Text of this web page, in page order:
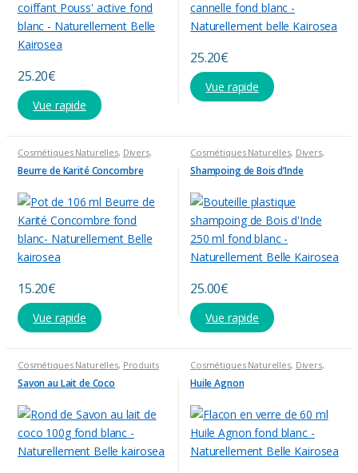
25.20€
Vue rapide
25.20€
Vue rapide
Cosmétiques Naturelles, Divers,
Produits divers,Sélection été
Beurre de Karité Concombre
15.20€
Vue rapide
Cosmétiques Naturelles, Divers,
Produits divers
Shampoing de Bois d’Inde
25.00€
Vue rapide
Cosmétiques Naturelles, Produits
divers
Savon au Lait de Coco
Cosmétiques Naturelles, Divers,
Huiles Diverses,Produits divers
Huile Agnon